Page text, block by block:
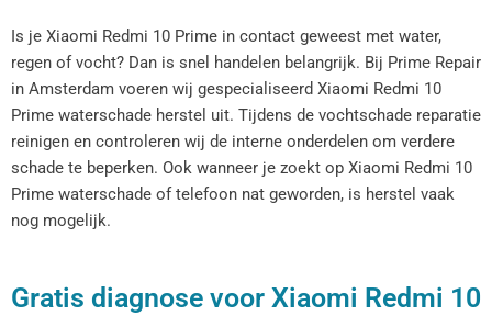
Is je Xiaomi Redmi 10 Prime in contact geweest met water,
regen of vocht? Dan is snel handelen belangrijk. Bij Prime Repair
in Amsterdam voeren wij gespecialiseerd Xiaomi Redmi 10
Prime waterschade herstel uit. Tijdens de vochtschade reparatie
reinigen en controleren wij de interne onderdelen om verdere
schade te beperken. Ook wanneer je zoekt op Xiaomi Redmi 10
Prime waterschade of telefoon nat geworden, is herstel vaak
nog mogelijk.
Gratis diagnose voor Xiaomi Redmi 10